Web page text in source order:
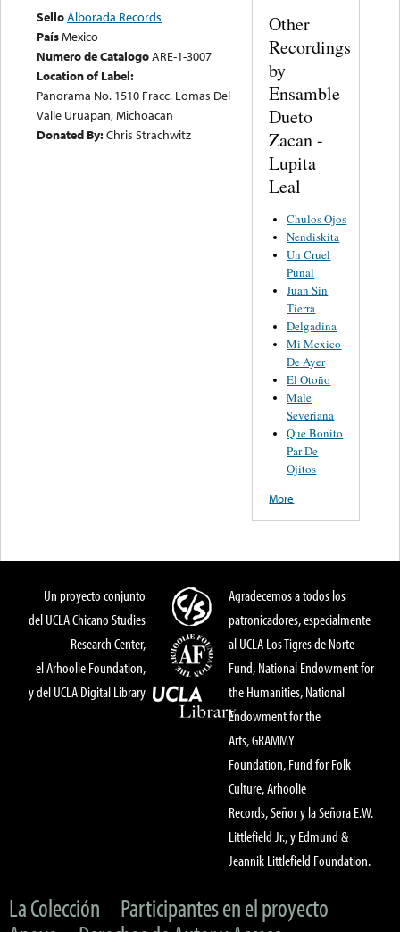
SelloAlborada Records
PaísMexico
Numero de CatalogoARE-1-3007
Location of Label:
Panorama No. 1510 Fracc. Lomas Del
Valle Uruapan, Michoacan
Donated By:Chris Strachwitz
Other
Recordings
by
Ensamble
Dueto
Zacan -
Lupita
Leal
Chulos Ojos
Nendiskita
Un Cruel
Puñal
Juan Sin
Tierra
Delgadina
Mi Mexico
De Ayer
El Otoño
Male
Severiana
Que Bonito
Par De
Ojitos
More
Un proyecto conjunto
del UCLA Chicano Studies
Research Center,
el Arhoolie Foundation,
y del UCLA Digital Library
Agradecemos a todos los
patronicadores, especialmente
al UCLA Los Tigres de Norte
Fund, National Endowment for
the Humanities, National
Endowment for the
Arts, GRAMMY
Foundation, Fund for Folk
Culture, Arhoolie
Records, Señor y la Señora E.W.
Littlefield Jr., y Edmund &
Jeannik Littlefield Foundation.
La Colección
Participantes en el proyecto